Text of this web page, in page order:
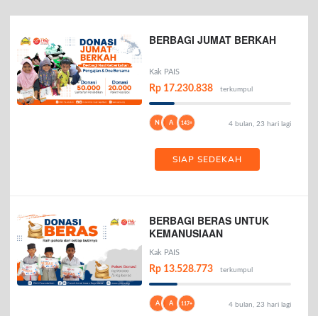
BERBAGI JUMAT BERKAH
Kak PAIS
Rp 17.230.838 terkumpul
N A 143+ 4 bulan, 23 hari lagi
SIAP SEDEKAH
BERBAGI BERAS UNTUK
KEMANUSIAAN
Kak PAIS
Rp 13.528.773 terkumpul
A A 117+ 4 bulan, 23 hari lagi